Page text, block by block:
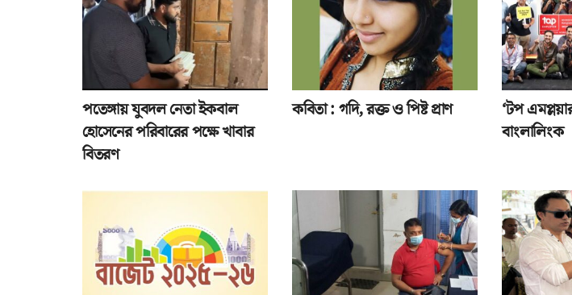
পতেঙ্গায় যুবদল নেতা ইকবাল
হোসেনের পরিবারের পক্ষে খাবার
বিতরণ
কবিতা : গদি, রক্ত ও পিষ্ট প্রাণ
‘টপ
বাংলালিংক